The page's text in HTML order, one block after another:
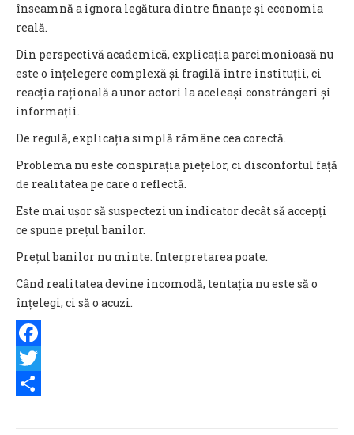
înseamnă a ignora legătura dintre finanțe și economia
reală.
Din perspectivă academică, explicația parcimonioasă nu
este o înțelegere complexă și fragilă între instituții, ci
reacția rațională a unor actori la aceleași constrângeri și
informații.
De regulă, explicația simplă rămâne cea corectă.
Problema nu este conspirația piețelor, ci disconfortul față
de realitatea pe care o reflectă.
Este mai ușor să suspectezi un indicator decât să accepți
ce spune prețul banilor.
Prețul banilor nu minte. Interpretarea poate.
Când realitatea devine incomodă, tentația nu este să o
înțelegi, ci să o acuzi.
Facebook
Twitter